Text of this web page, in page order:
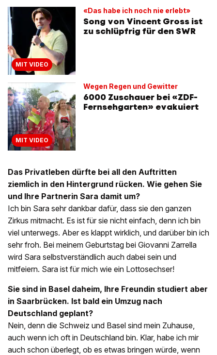
MIT VIDEO
«Das habe ich noch nie erlebt»
Song von Vincent Gross ist
zu schlüpfrig für den SWR
MIT VIDEO
Wegen Regen und Gewitter
6000 Zuschauer bei «ZDF-
Fernsehgarten» evakuiert
Das Privatleben dürfte bei all den Auftritten
ziemlich in den Hintergrund rücken. Wie gehen Sie
und Ihre Partnerin Sara damit um?
Ich bin Sara sehr dankbar dafür, dass sie den ganzen
Zirkus mitmacht. Es ist für sie nicht einfach, denn ich bin
viel unterwegs. Aber es klappt wirklich, und darüber bin ich
sehr froh. Bei meinem Geburtstag bei Giovanni Zarrella
wird Sara selbstverständlich auch dabei sein und
mitfeiern. Sara ist für mich wie ein Lottosechser!
Sie sind in Basel daheim, Ihre Freundin studiert aber
in Saarbrücken. Ist bald ein Umzug nach
Deutschland geplant?
Nein, denn die Schweiz und Basel sind mein Zuhause,
auch wenn ich oft in Deutschland bin. Klar, habe ich mir
auch schon überlegt, ob es etwas bringen würde, wenn